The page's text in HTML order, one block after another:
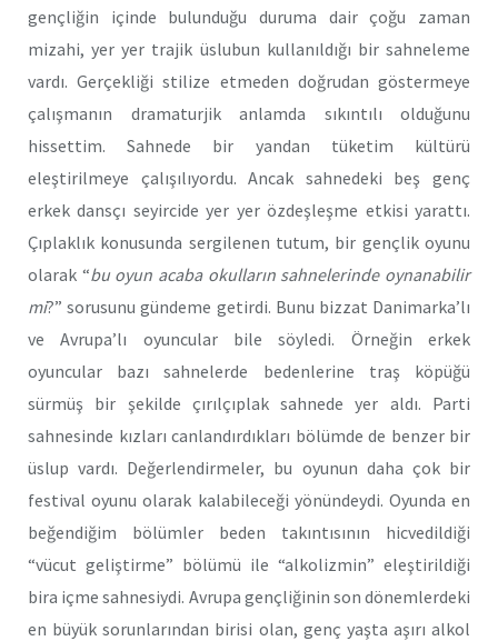
gençliğin içinde bulunduğu duruma dair çoğu zaman
mizahi, yer yer trajik üslubun kullanıldığı bir sahneleme
vardı. Gerçekliği stilize etmeden doğrudan göstermeye
çalışmanın dramaturjik anlamda sıkıntılı olduğunu
hissettim. Sahnede bir yandan tüketim kültürü
eleştirilmeye çalışılıyordu. Ancak sahnedeki beş genç
erkek dansçı seyircide yer yer özdeşleşme etkisi yarattı.
Çıplaklık konusunda sergilenen tutum, bir gençlik oyunu
olarak “bu oyun acaba okulların sahnelerinde oynanabilir
mi?” sorusunu gündeme getirdi. Bunu bizzat Danimarka’lı
ve Avrupa’lı oyuncular bile söyledi. Örneğin erkek
oyuncular bazı sahnelerde bedenlerine traş köpüğü
sürmüş bir şekilde çırılçıplak sahnede yer aldı. Parti
sahnesinde kızları canlandırdıkları bölümde de benzer bir
üslup vardı. Değerlendirmeler, bu oyunun daha çok bir
festival oyunu olarak kalabileceği yönündeydi. Oyunda en
beğendiğim bölümler beden takıntısının hicvedildiği
“vücut geliştirme” bölümü ile “alkolizmin” eleştirildiği
bira içme sahnesiydi. Avrupa gençliğinin son dönemlerdeki
en büyük sorunlarından birisi olan, genç yaşta aşırı alkol